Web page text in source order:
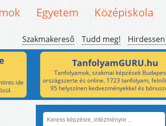
Egyetem Középiskola
Szakmakereső Tudd meg!
ide
TanfolyamGURU.hu
Tanfolyamok, szakmai képzések
országszerte és online. 1723 tanfolyam,
95 helyszínen kedvezményekkel és